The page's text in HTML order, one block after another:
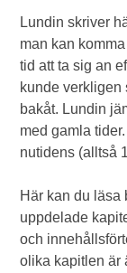
Lundin skriver
man kan
tid att ta sig an
kunde verkligen
bakåt. Lundin
med gamla
nutidens (alltså
Här kan du läsa
uppdelade
och
olika kapitlen är